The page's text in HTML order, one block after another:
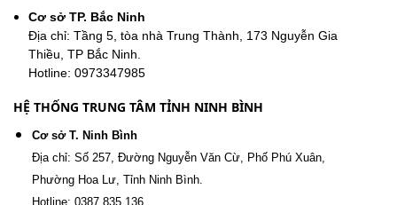
Cơ sở TP. Bắc Ninh
Địa chỉ: Tầng 5, tòa nhà Trung Thành, 173 Nguyễn Gia
Thiều, TP Bắc Ninh.
Hotline: 0973347985
HỆ THỐNG TRUNG TÂM TỈNH NINH BÌNH
Cơ sở T. Ninh Bình
Địa chỉ: Số 257, Đường Nguyễn Văn Cừ, Phố Phú Xuân,
Phường Hoa Lư, Tỉnh Ninh Bình.
Hotline: 0387.835.136